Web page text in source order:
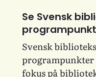
Se Svensk
Svensk
programpunkter
fokus på